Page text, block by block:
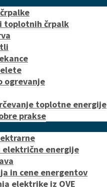
toplotnih črpalk
ogrevanje
toplotne energije
prakse
električne energije
in cene energentov
elektrike iz OVE